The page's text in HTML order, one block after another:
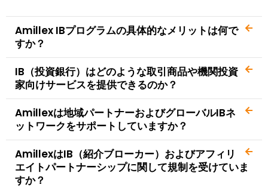
Amillex IBプログラムの具体的なメリットは何で
すか？
IB（投資銀行）はどのような取引商品や機関投資
家向けサービスを提供できるのか？
Amillexは地域パートナーおよびグローバルIBネ
ットワークをサポートしていますか？
AmillexはIB（紹介ブローカー）およびアフィリ
エイトパートナーシップに関して規制を受けていま
すか？